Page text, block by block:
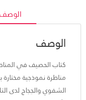
الوصف
الوصف
مناظرة نموذجية مختارة
الشفوي والحِجاج لدى